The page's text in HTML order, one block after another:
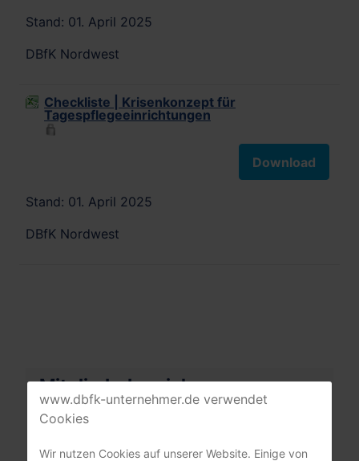
Stand: 01. April 2025
DBfK Nordwest
Checkliste | Krisenkonzept für
Tagespflegeeinrichtungen
Download
Stand: 01. April 2025
DBfK Nordwest
Mitgliederbereich
nur registrierte Pflegeunternehmer:innen
(DBfK Nordwest + Südost)
www.dbfk-unternehmer.de verwendet
Cookies
Wir nutzen Cookies auf unserer Website. Einige von